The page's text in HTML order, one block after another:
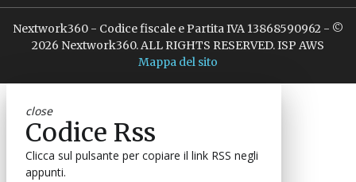
Nextwork360 - Codice fiscale e Partita IVA 13868590962 - ©
2026 Nextwork360. ALL RIGHTS RESERVED. ISP AWS
Mappa del sito
close
Codice Rss
Clicca sul pulsante per copiare il link RSS negli
appunti.